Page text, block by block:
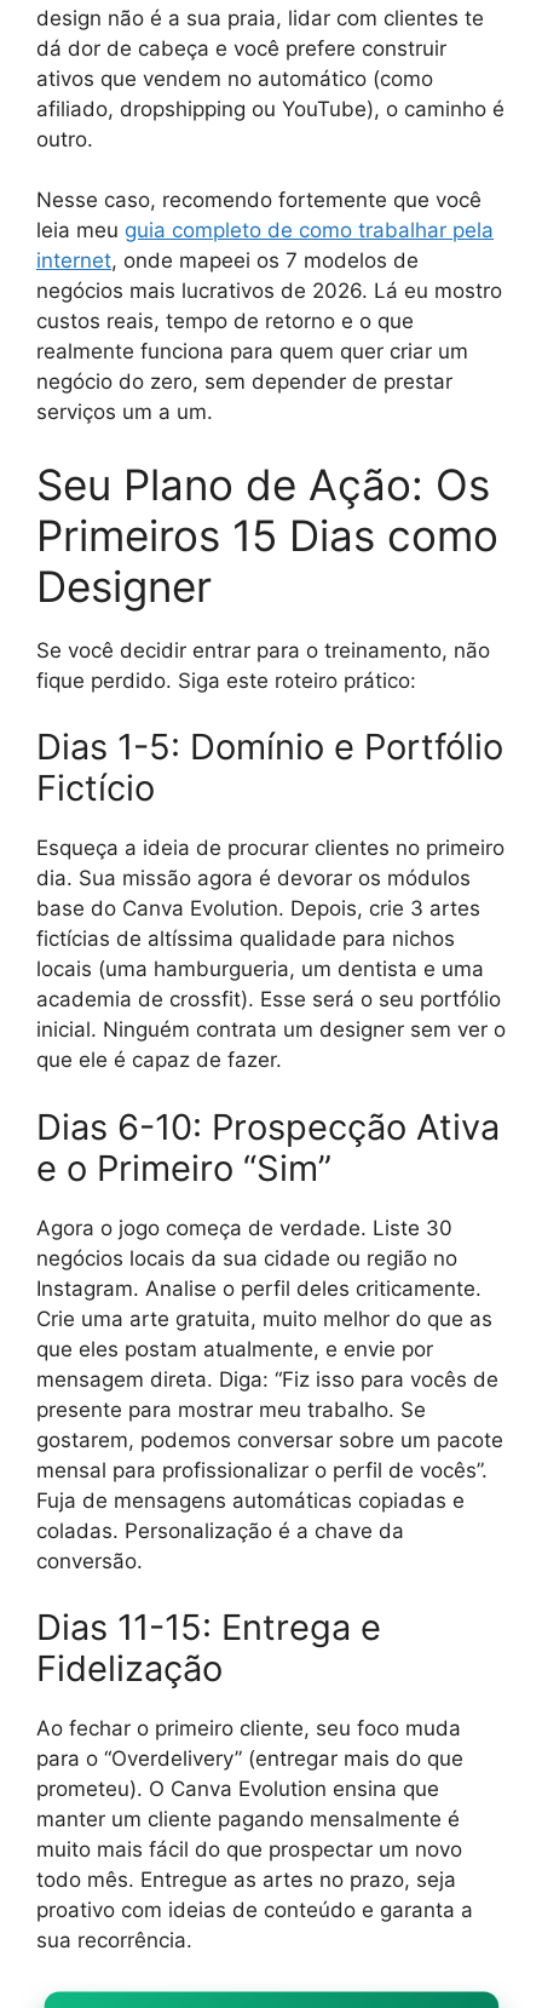
design não é a sua praia, lidar com clientes te
dá dor de cabeça e você prefere construir
ativos que vendem no automático (como
afiliado, dropshipping ou YouTube), o caminho é
outro.
Nesse caso, recomendo fortemente que você
leia meu guia completo de como trabalhar pela
internet, onde mapeei os 7 modelos de
negócios mais lucrativos de 2026. Lá eu mostro
custos reais, tempo de retorno e o que
realmente funciona para quem quer criar um
negócio do zero, sem depender de prestar
serviços um a um.
Seu Plano de Ação: Os
Primeiros 15 Dias como
Designer
Se você decidir entrar para o treinamento, não
fique perdido. Siga este roteiro prático:
Dias 1-5: Domínio e Portfólio
Fictício
Esqueça a ideia de procurar clientes no primeiro
dia. Sua missão agora é devorar os módulos
base do Canva Evolution. Depois, crie 3 artes
fictícias de altíssima qualidade para nichos
locais (uma hamburgueria, um dentista e uma
academia de crossfit). Esse será o seu portfólio
inicial. Ninguém contrata um designer sem ver o
que ele é capaz de fazer.
Dias 6-10: Prospecção Ativa
e o Primeiro “Sim”
Agora o jogo começa de verdade. Liste 30
negócios locais da sua cidade ou região no
Instagram. Analise o perfil deles criticamente.
Crie uma arte gratuita, muito melhor do que as
que eles postam atualmente, e envie por
mensagem direta. Diga: “Fiz isso para vocês de
presente para mostrar meu trabalho. Se
gostarem, podemos conversar sobre um pacote
mensal para profissionalizar o perfil de vocês”.
Fuja de mensagens automáticas copiadas e
coladas. Personalização é a chave da
conversão.
Dias 11-15: Entrega e
Fidelização
Ao fechar o primeiro cliente, seu foco muda
para o “Overdelivery” (entregar mais do que
prometeu). O Canva Evolution ensina que
manter um cliente pagando mensalmente é
muito mais fácil do que prospectar um novo
todo mês. Entregue as artes no prazo, seja
proativo com ideias de conteúdo e garanta a
sua recorrência.